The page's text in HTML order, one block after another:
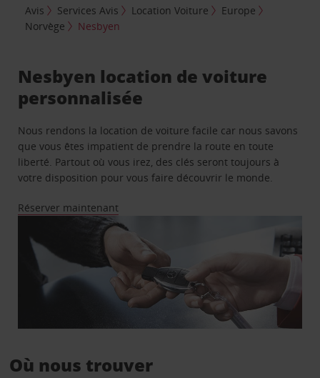
Avis Services Avis Location Voiture
Europe
Norvège
Nesbyen
Nesbyen location de voiture
personnalisée
Nous rendons la location de voiture facile car nous savons
que vous êtes impatient de prendre la route en toute
liberté. Partout où vous irez, des clés seront toujours à
votre disposition pour vous faire découvrir le monde.
Réserver maintenant
Où nous trouver